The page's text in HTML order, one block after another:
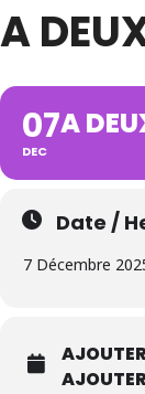
A
07
DEC
A
Date /
7 Décembre